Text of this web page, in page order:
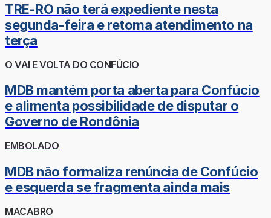
TRE-RO não terá expediente nesta
segunda-feira e retoma atendimento na
terça
O VAI E VOLTA DO CONFÚCIO
MDB mantém porta aberta para Confúcio
e alimenta possibilidade de disputar o
Governo de Rondônia
EMBOLADO
MDB não formaliza renúncia de Confúcio
e esquerda se fragmenta ainda mais
MACABRO